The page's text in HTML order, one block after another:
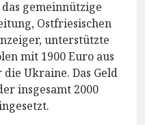
gemeinnützige
Ostfriesischen
unterstützte
mit 1900 Euro aus
Ukraine. Das Geld
insgesamt 2000